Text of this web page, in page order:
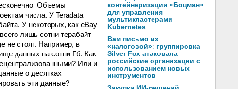
Объемы
числа. У Teradata
У некоторых, как eBay
лишь сотни терабайт
не стоят. Например, в
данных на сотни Гб. Как
Или и
о десятках
эти данные?
контейнеризации «Боцман»
для управления
мультикластерами
Kubernetes
Вам письмо из
«налоговой»: группировка
Silver Fox атаковала
российские организации с
использованием новых
инструментов